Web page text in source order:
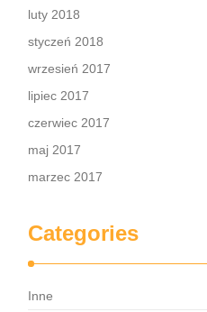
luty 2018
styczeń 2018
wrzesień 2017
lipiec 2017
czerwiec 2017
maj 2017
marzec 2017
Categories
Inne